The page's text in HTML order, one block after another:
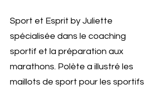
Sport et Esprit by Juliette
spécialisée dans le coaching
sportif et la préparation aux
marathons. Polète a illustré les
maillots de sport pour les sportifs